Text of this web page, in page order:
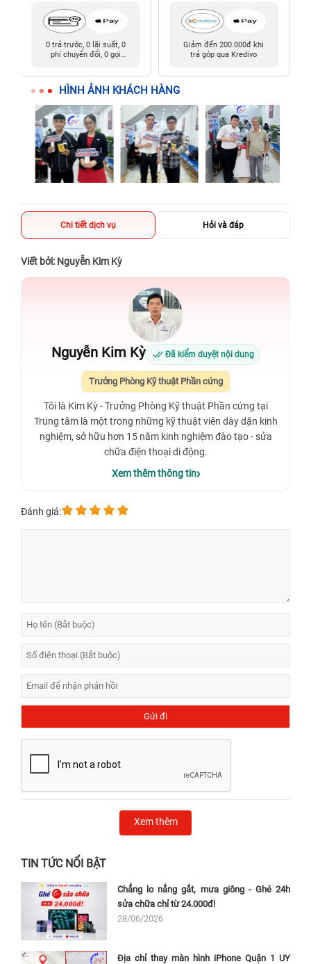
0 trả trước, 0 lãi suất, 0
phí chuyển đổi, 0 gọi
Giảm đến 200.000đ khi
trả góp qua Kredivo
HÌNH ẢNH KHÁCH HÀNG
Chi tiết dịch vụ Hỏi và đáp
Viết bởi: Nguyễn Kim Kỳ
Nguyễn Kim Kỳ Đã kiểm duyệt nội dung
Trưởng Phòng Kỹ thuật Phần cứng
Tôi là Kim Kỳ - Trưởng Phòng Kỹ thuật Phần cứng tại
Trung tâm là một trong những kỹ thuật viên dày dặn kinh
nghiệm, sở hữu hơn 15 năm kinh nghiệm đào tạo - sửa
chữa điện thoại di động.
Xem thêm thông tin
Đánh giá:
Xem thêm
TIN TỨC NỔI BẬT
Chẳng lo nắng gắt, mưa giông - Ghé 24h
sửa chữa chỉ từ 24.000đ!
28/06/2026
Địa chỉ thay màn hình iPhone Quận 1 UY